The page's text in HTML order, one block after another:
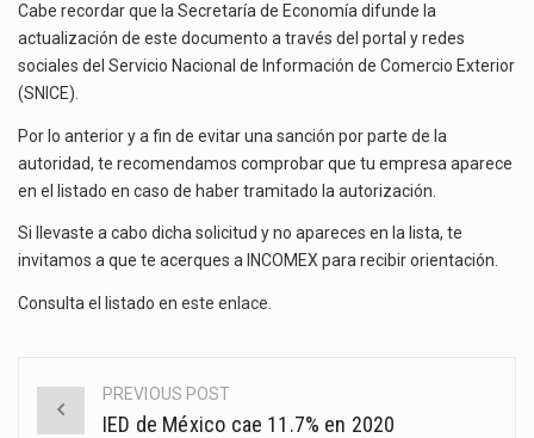
Cabe recordar que la Secretaría de Economía difunde la
actualización de este documento a través del portal y redes
sociales del Servicio Nacional de Información de Comercio Exterior
(SNICE).
Por lo anterior y a fin de evitar una sanción por parte de la
autoridad, te recomendamos comprobar que tu empresa aparece
en el listado en caso de haber tramitado la autorización.
Si llevaste a cabo dicha solicitud y no apareces en la lista, te
invitamos a que te acerques a INCOMEX para recibir orientación.
Consulta el listado en este enlace
Post
PREVIOUS POST
IED de México cae 11.7% en 2020